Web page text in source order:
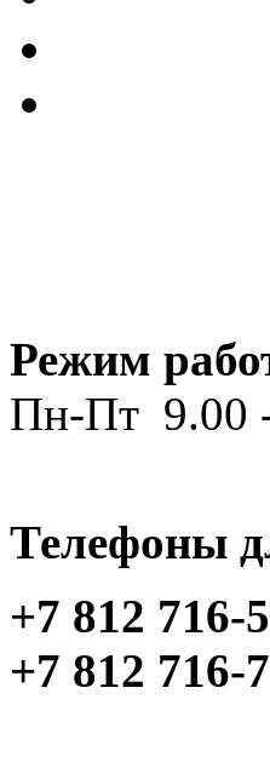
Режим
Пн-Пт 9.00
Телефоны
+7 812 716-
+7 812 716-